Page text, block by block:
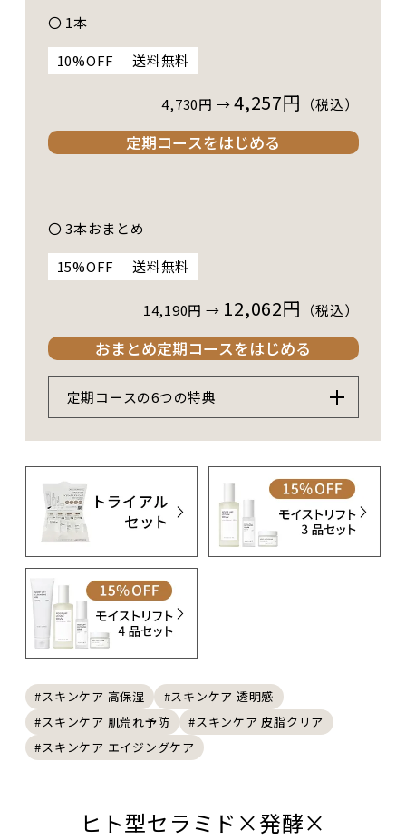
〇 1本
10%OFF
送料無料
4,730円 →4,257円 （税込）
定期コースをはじめる
〇 3本おまとめ
15%OFF
送料無料
14,190円 → 12,062円 （税込）
おまとめ定期コースをはじめる
定期コースの6つの特典
#スキンケア 高保湿
#スキンケア 透明感
#スキンケア 肌荒れ予防
#スキンケア 皮脂クリア
#スキンケア エイジングケア
ヒト型セラミド×発酵×